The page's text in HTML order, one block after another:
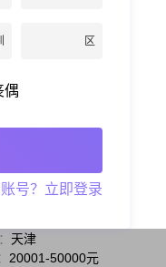
178
没有生离，只有死别##3002##
的，期待另一半的到来，余生
天津
20001-50000元
区
偶
号？立即登录